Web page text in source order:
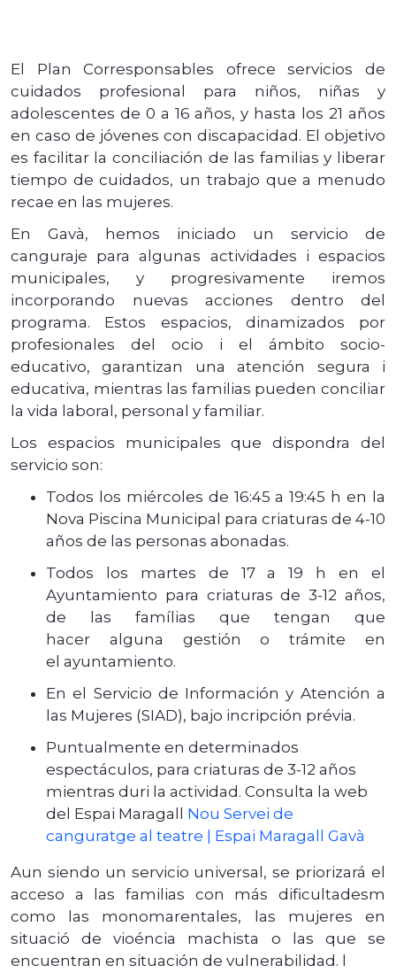
El Plan Corresponsables ofrece servicios de
cuidados profesional para niños, niñas y
adolescentes de 0 a 16 años, y hasta los 21 años
en caso de jóvenes con discapacidad. El objetivo
es facilitar la conciliación de las familias y liberar
tiempo de cuidados, un trabajo que a menudo
recae en las mujeres.
En Gavà, hemos iniciado un servicio de
canguraje para algunas actividades i espacios
municipales, y progresivamente iremos
incorporando nuevas acciones dentro del
programa. Estos espacios, dinamizados por
profesionales del ocio i el ámbito socio-
educativo, garantizan una atención segura i
educativa, mientras las familias pueden conciliar
la vida laboral, personal y familiar.
Los espacios municipales que dispondra del
servicio son:
Todos los miércoles de 16:45 a 19:45 h en la
Nova Piscina Municipal para criaturas de 4-10
años de las personas abonadas.
Todos los martes de 17 a 19 h en el
Ayuntamiento para criaturas de 3-12 años,
de las famílias que tengan que
hacer alguna gestión o trámite en
el ayuntamiento.
En el Servicio de Información y Atención a
las Mujeres (SIAD), bajo incripción prévia.
Puntualmente en determinados
espectáculos, para criaturas de 3-12 años
mientras duri la actividad. Consulta la web
del Espai Maragall Nou Servei de
canguratge al teatre | Espai Maragall Gavà
Aun siendo un servicio universal, se priorizará el
acceso a las familias con más dificultadesm
como las monomarentales, las mujeres en
situació de vioéncia machista o las que se
encuentran en situación de vulnerabilidad. l